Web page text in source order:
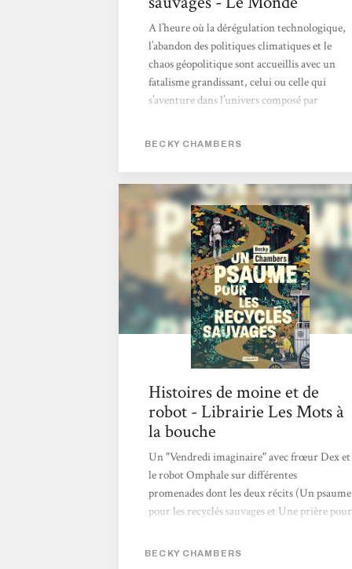
A l’heure où la dérégulation technologique,
l’abandon des politiques climatiques et le
chaos géopolitique sont accueillis avec un
fatalisme grandissant, celui ou celle qui
s’aventure dans l’univers composé par
commettre un acte subversif, quasi
révolutionnaire. > Lire l'article en entier <
BECKY CHAMBERS
Histoires de moine et de
robot - Librairie Les Mots à
la bouche
Un "Vendredi imaginaire" avec frœur Dex et
le robot Omphale sur différentes
promenades dont les deux récits (Un psaume
pour les recyclés sauvages et Une prière pour
belle intégrale aux couleurs tendres, comme
BECKY CHAMBERS